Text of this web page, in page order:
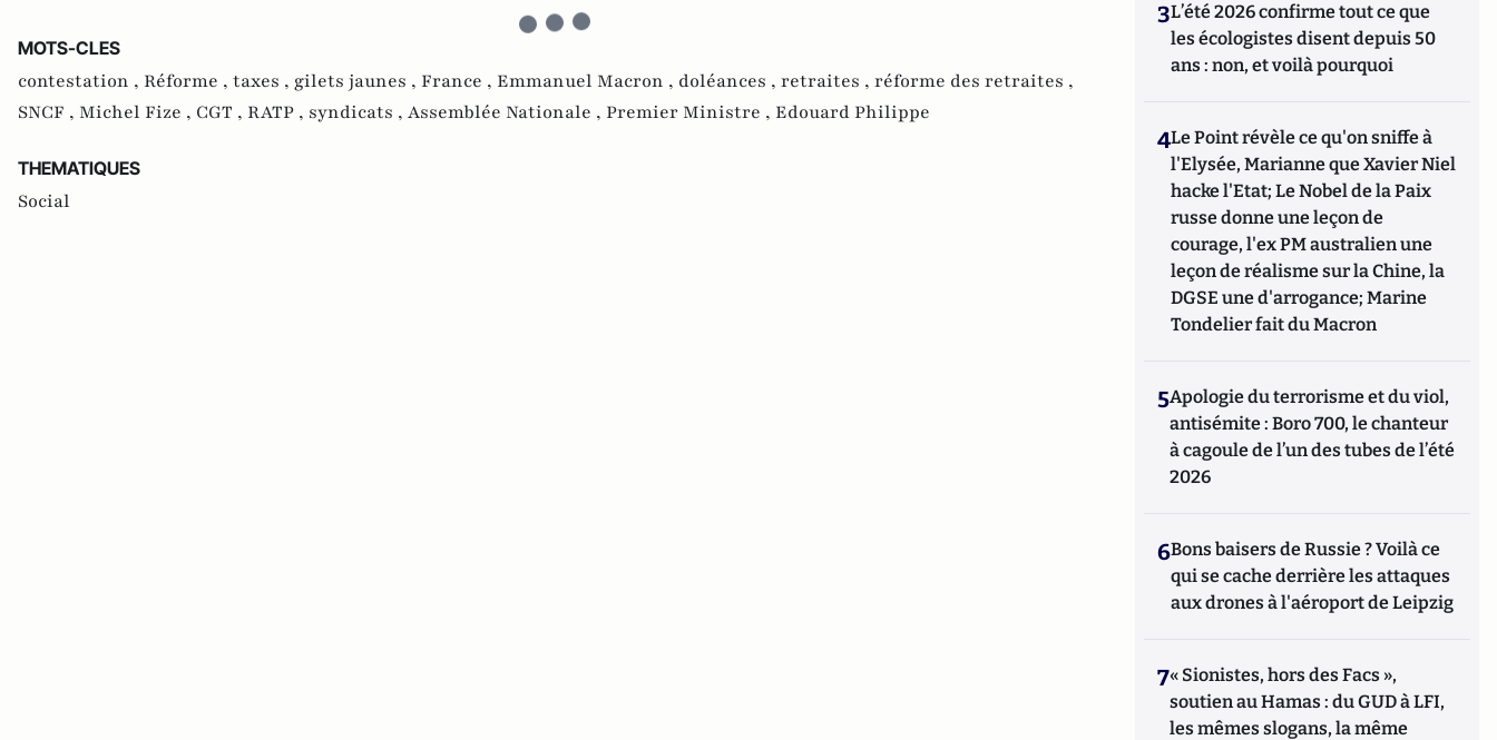
MOTS-CLES
contestation , Réforme , taxes , gilets jaunes , France , Emmanuel Macron , doléances , retraites , réforme des retraites ,
SNCF , Michel Fize , CGT , RATP , syndicats , Assemblée Nationale , Premier Ministre , Edouard Philippe
THEMATIQUES
Social
3L’été 2026 confirme tout ce que
les écologistes disent depuis 50
ans : non, et voilà pourquoi
4Le Point révèle ce qu'on sniffe à
l'Elysée, Marianne que Xavier Niel
hacke l'Etat; Le Nobel de la Paix
russe donne une leçon de
courage, l'ex PM australien une
leçon de réalisme sur la Chine, la
DGSE une d'arrogance; Marine
Tondelier fait du Macron
5Apologie du terrorisme et du viol,
antisémite : Boro 700, le chanteur
à cagoule de l’un des tubes de l’été
2026
6Bons baisers de Russie ? Voilà ce
qui se cache derrière les attaques
aux drones à l'aéroport de Leipzig
7« Sionistes, hors des Facs »,
soutien au Hamas : du GUD à LFI,
les mêmes slogans, la même